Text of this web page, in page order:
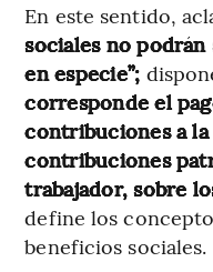
En este sentido,
sociales no podrán
en especie”;
corresponde el
contribuciones a
contribuciones
trabajador, sobre
define los
beneficios sociales.